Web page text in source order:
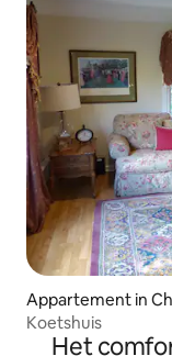
Appartement in
Koetshuis
Het